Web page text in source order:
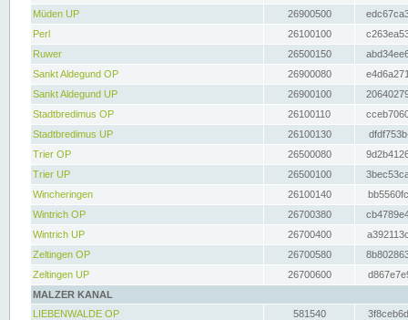
Müden UP
26900500
Perl
26100100
Ruwer
26500150
Sankt Aldegund OP
26900080
Sankt Aldegund UP
26900100
Stadtbredimus OP
26100110
Stadtbredimus UP
26100130
Trier OP
26500080
Trier UP
26500100
Wincheringen
26100140
Wintrich OP
26700380
Wintrich UP
26700400
Zeltingen OP
26700580
Zeltingen UP
26700600
MALZER KANAL
LIEBENWALDE OP
581540